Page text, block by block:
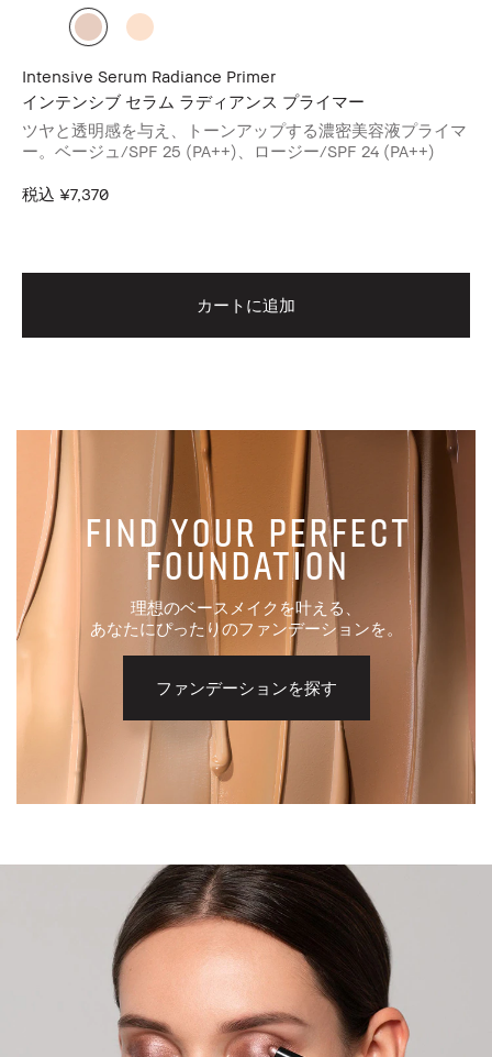
Intensive Serum Radiance Primer
インテンシブ セラム ラディアンス プライマー
ツヤと透明感を与え、トーンアップする濃密美容液プライマ
ー。ベージュ/SPF 25 (PA++)、ロージー/SPF 24 (PA++)
税込 ¥7,370
カートに追加
FIND YOUR PERFECT
FOUNDATION
理想のベースメイクを叶える、
あなたにぴったりのファンデーションを。
ファンデーションを探す